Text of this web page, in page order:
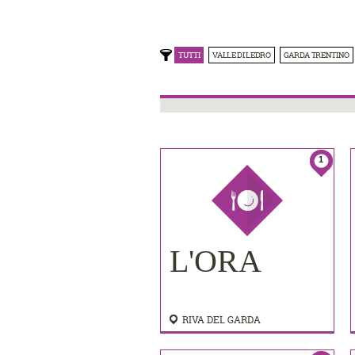
TUTTI VALLE DI LEDRO GARDA TRENTINO
1
L'ORA
RIVA DEL GARDA